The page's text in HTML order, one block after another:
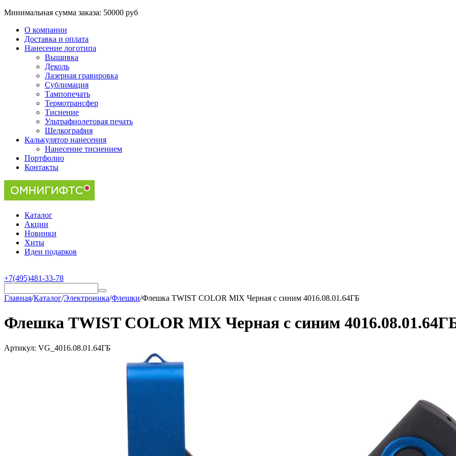
Минимальная сумма заказа: 50000 руб
О компании
Доставка и оплата
Нанесение логотипа
Вышивка
Деколь
Лазерная гравировка
Сублимация
Тампопечать
Термотрансфер
Тиснение
Ультрафиолетовая печать
Шелкография
Калькулятор нанесения
Нанесение тиснением
Портфолио
Контакты
Каталог
Акции
Новинки
Хиты
Идеи подарков
+7(495)481-33-78
Главная/Каталог/Электроника/Флешки/Флешка TWIST COLOR MIX Черная с синим 4016.08.01.64ГБ
Флешка TWIST COLOR MIX Черная с синим
Артикул: VG_4016.08.01.64ГБ